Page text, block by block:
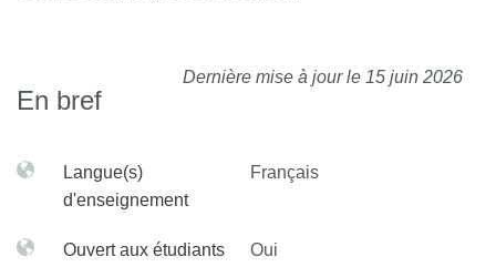
Dernière mise à jour le 15 juin 2026
En bref
Langue(s)
d'enseignement
Français
Ouvert aux étudiants
Oui